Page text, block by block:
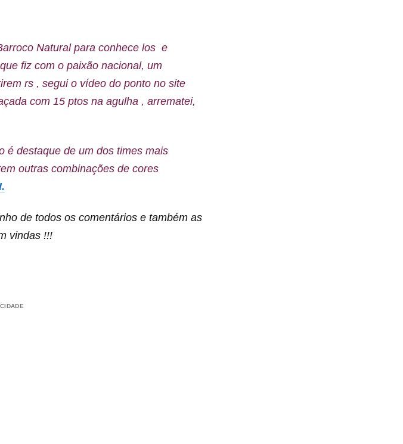
Natural para conhece los e
fiz com o paixão nacional, um
rs , segui o vídeo do ponto no site
com 15 ptos na agulha , arrematei,
é destaque de um dos times mais
outras combinações de cores
de todos os comentários e também as
vindas !!!